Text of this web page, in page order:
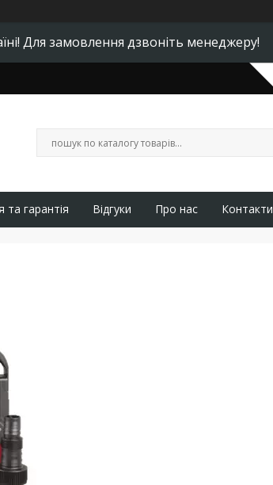
Для замовлення дзвоніть менеджеру!
та гарантія Відгуки Про нас Контакти